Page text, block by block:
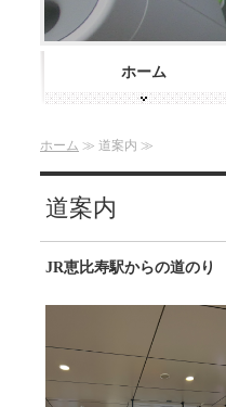
ホーム
ホーム ≫ 道案内 ≫
道案内
JR恵比寿駅からの道のり